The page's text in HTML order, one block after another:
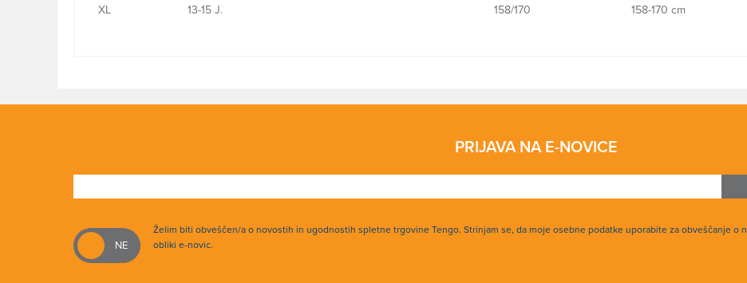
XL 13-15 J. 158/170 158-170 cm
PRIJAVA NA E-NOVICE
Želim biti obveščen/a o novostih in ugodnostih spletne trgovine Tengo. Strinjam se, da moje osebne podatke uporabite za obveščanje
obliki e-novic.